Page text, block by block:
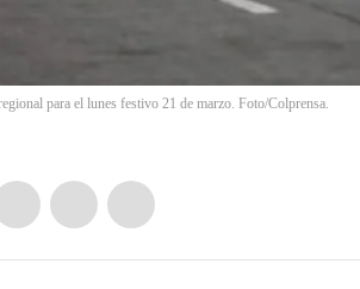
para el lunes festivo 21 de marzo. Foto/Colprensa.